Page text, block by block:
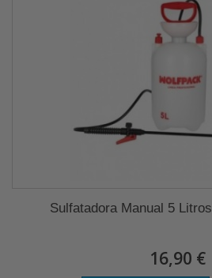
Sulfatadora Manual 5
16,90 €